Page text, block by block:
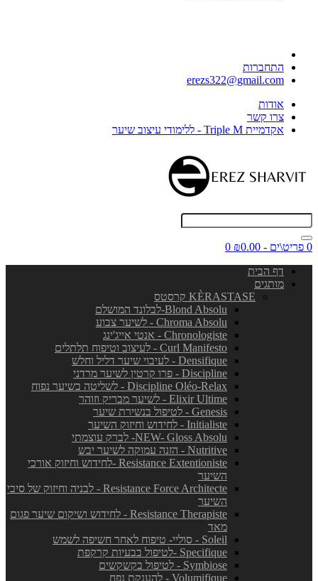
התחברות
erezs322@gmail.com
אודות
צרו קשר
אקדמיית Triple M - ללימודי עיצוב שיער
0 פריט\ים - ₪0.00
0
דף הבית
מותגים
KÈRASTASE קרסטס
Blond Absolu-לבלונד המושלם
Chroma Absolu - לשיער צבוע
Chronologiste - אנטי אייג'ינג
Curl Manifesto - לעיצוב וטיפוח תלתלים
Densifique - לעיבוי שיער דליל וחלש
Discipline - פרו קרטין לשיער מרדני
Discipline Oléo-Relax - לשליטה בשיער נפוח
Elixir Ultime - לשיער מבריק וזוהר
Genesis - לטיפול בנשירת שיער
Initialiste - לחידוש וחיזוק השיער
NEW- Gloss Absolu- לברק עוצמתי
Nutritive - הזנה עמוקה לשיער יבש
Resistance Extentioniste -לחידוש וחיזוק אורכי
השיער
Resistance Force Architecte - לבניה וחיזוק של סיבי
השיער
Resistance Therapiste - לחידוש ושיקום שיער פגום
מאד
Soleil - סוליי- טיפוח לאחר חשיפה לשמש
Specifique -לטיפול בבעיות קרקפת
Symbiose - לטיפול בקשקשים
Volumifique - להענקת נפח